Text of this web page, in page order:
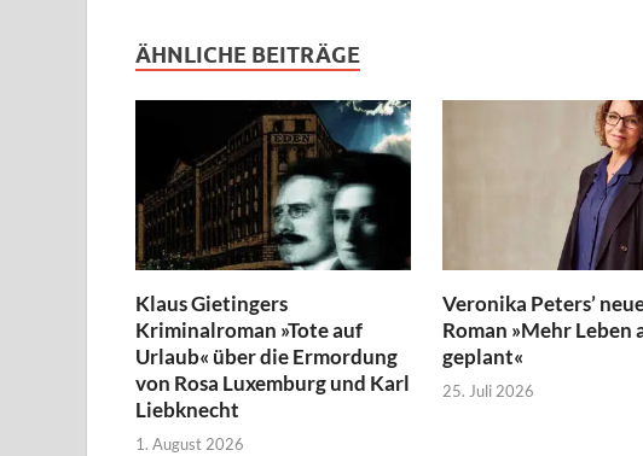
ÄHNLICHE BEITRÄGE
Klaus Gietingers
Kriminalroman »Tote auf
Urlaub« über die Ermordung
von Rosa Luxemburg und Karl
Liebknecht
1. August 2026
Veronika Peters’
Roman »Mehr Leben
geplant«
25. Juli 2026